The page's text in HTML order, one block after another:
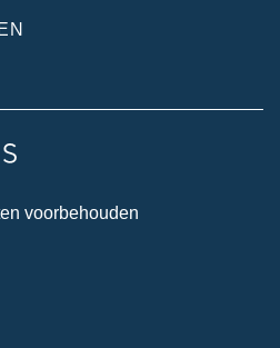
voorbehouden